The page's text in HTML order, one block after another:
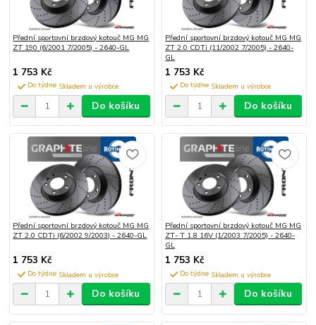
Přední sportovní brzdový kotouč MG MG
ZT 190 (6/2001 7/2005) - 2640-GL
1 753 Kč
Do týdne
Do košíku
Přední sportovní brzdový kotouč MG MG
ZT 2.0 CDTi (11/2002 7/2005) - 2640-
GL
1 753 Kč
Do týdne
Do košíku
Přední sportovní brzdový kotouč MG MG
ZT 2.0 CDTi (6/2002 9/2003) - 2640-GL
1 753 Kč
Do týdne
Do košíku
Přední sportovní brzdový kotouč MG MG
ZT- T 1.8 16V (1/2003 7/2005) - 2640-
GL
1 753 Kč
Do týdne
Do košíku